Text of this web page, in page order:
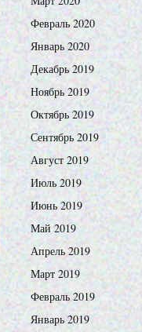
Февраль 2020
Январь 2020
Декабрь 2019
Ноябрь 2019
Октябрь 2019
Сентябрь 2019
Август 2019
Июль 2019
Июнь 2019
Май 2019
Апрель 2019
Март 2019
Февраль 2019
Январь 2019